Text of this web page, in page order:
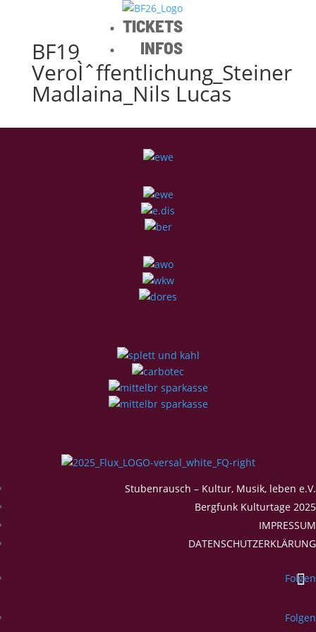
TICKETS
INFOS
BF19
VeroÌˆffentlichung_Steiner
Madlaina_Nils Lucas
Stubenrausch – Kultur, Musik, leben e.V.
Bergfunk Kulturtage 2025
IMPRESSUM
DATENSCHUTZERKLÄRUNG
Folgen
Folgen